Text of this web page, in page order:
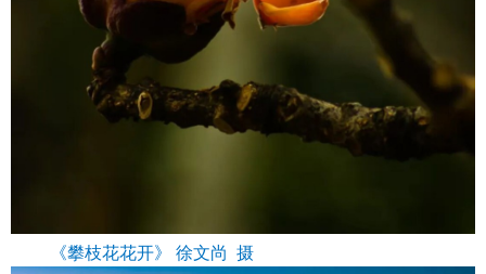
《攀枝花花开》 徐文尚 摄